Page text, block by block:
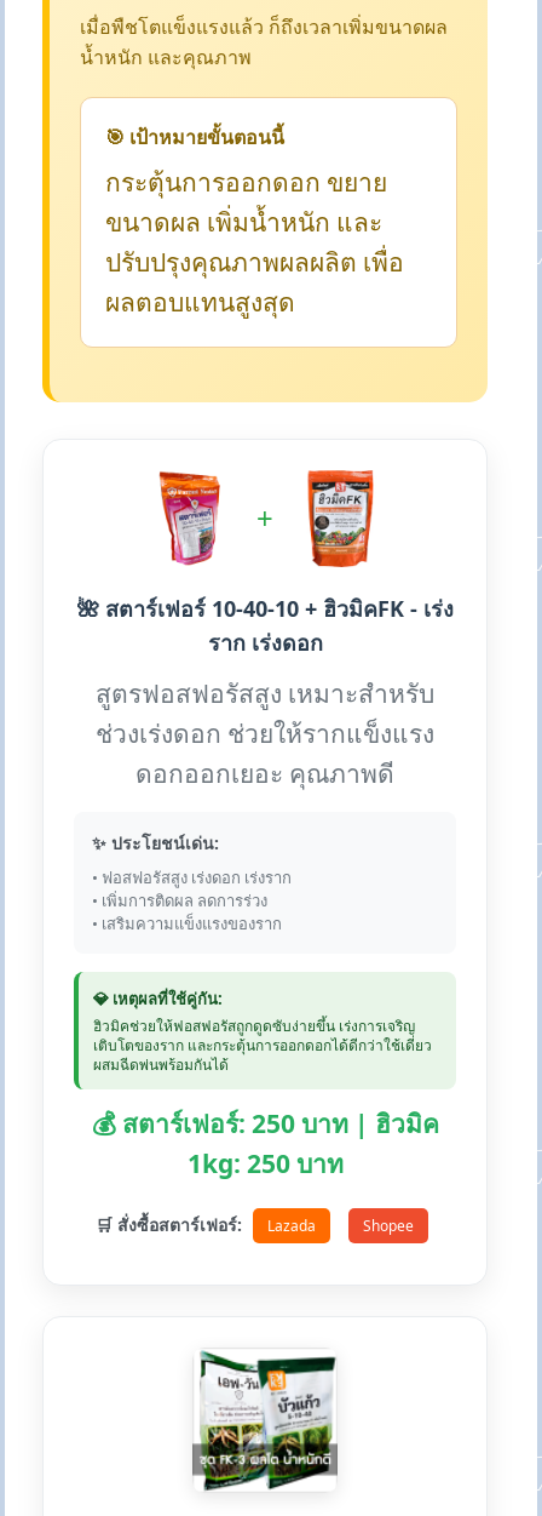
เมื่อพืชโตแข็งแรงแล้ว ก็ถึงเวลาเพิ่มขนาดผล
น้ำหนัก และคุณภาพ
🎯 เป้าหมายขั้นตอนนี้
กระตุ้นการออกดอก ขยาย
ขนาดผล เพิ่มน้ำหนัก และ
ปรับปรุงคุณภาพผลผลิต เพื่อ
ผลตอบแทนสูงสุด
+
🌺 สตาร์เฟอร์ 10-40-10 + ฮิวมิคFK - เร่ง
ราก เร่งดอก
สูตรฟอสฟอรัสสูง เหมาะสำหรับ
ช่วงเร่งดอก ช่วยให้รากแข็งแรง
ดอกออกเยอะ คุณภาพดี
✨ ประโยชน์เด่น:
• ฟอสฟอรัสสูง เร่งดอก เร่งราก
• เพิ่มการติดผล ลดการร่วง
• เสริมความแข็งแรงของราก
💎 เหตุผลที่ใช้คู่กัน:
ฮิวมิคช่วยให้ฟอสฟอรัสถูกดูดซับง่ายขึ้น เร่งการเจริญ
เติบโตของราก และกระตุ้นการออกดอกได้ดีกว่าใช้เดี่ยว
ผสมฉีดพ่นพร้อมกันได้
💰 สตาร์เฟอร์: 250 บาท | ฮิวมิค
1kg: 250 บาท
🛒 สั่งซื้อสตาร์เฟอร์: Lazada Shopee